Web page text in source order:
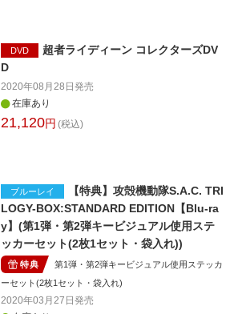
DVD
超者ライディーン コレクターズDV
D
2020年08月28日 発売
在庫あり
21,120円 (税込)
ブルーレイ
【特典】攻殻機動隊S.A.C. TRI
LOGY-BOX:STANDARD EDITION【Blu-ra
y】(第1弾・第2弾キービジュアル使用ステ
ッカーセット(2枚1セット・袋入れ))
特典
第1弾・第2弾キービジュアル使用ステッカ
ーセット(2枚1セット・袋入れ)
2020年03月27日 発売